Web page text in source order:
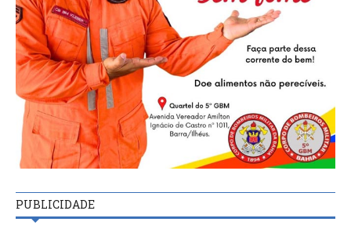
PUBLICIDADE